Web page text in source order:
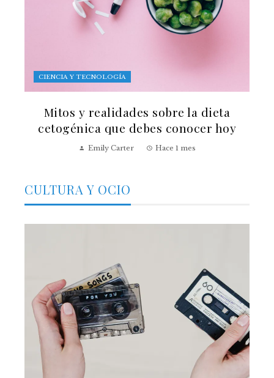
CIENCIA Y TECNOLOGÍA
Mitos y realidades sobre la dieta
cetogénica que debes conocer hoy
Emily Carter Hace 1 mes
CULTURA Y OCIO